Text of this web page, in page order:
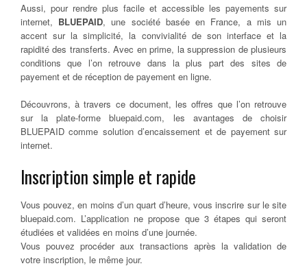
Aussi, pour rendre plus facile et accessible les payements sur
internet, BLUEPAID, une société basée en France, a mis un
accent sur la simplicité, la convivialité de son interface et la
rapidité des transferts. Avec en prime, la suppression de plusieurs
conditions que l’on retrouve dans la plus part des sites de
payement et de réception de payement en ligne.
Découvrons, à travers ce document, les offres que l’on retrouve
sur la plate-forme bluepaid.com, les avantages de choisir
BLUEPAID comme solution d’encaissement et de payement sur
internet.
Inscription simple et rapide
Vous pouvez, en moins d’un quart d’heure, vous inscrire sur le site
bluepaid.com. L’application ne propose que 3 étapes qui seront
étudiées et validées en moins d’une journée.
Vous pouvez procéder aux transactions après la validation de
votre inscription, le même jour.